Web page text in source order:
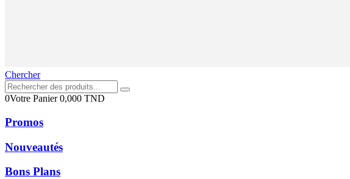
Chercher
0Votre Panier0,000 TND
Promos
Nouveautés
Bons Plans